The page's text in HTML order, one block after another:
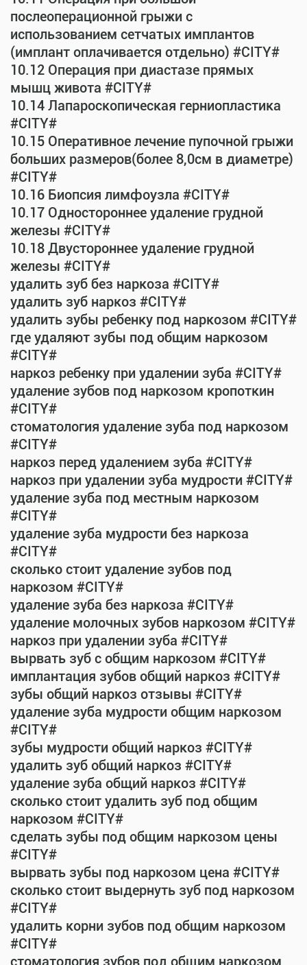
послеоперационной грыжи с
использованием сетчатых имплантов
(имплант оплачивается отдельно) #CITY#
10.12 Операция при диастазе прямых
мышц живота #CITY#
10.14 Лапароскопическая герниопластика
#CITY#
10.15 Оперативное лечение пупочной грыжи
больших размеров(более 8,0см в диаметре)
#CITY#
10.16 Биопсия лимфоузла #CITY#
10.17 Одностороннее удаление грудной
железы #CITY#
10.18 Двустороннее удаление грудной
железы #CITY#
удалить зуб без наркоза #CITY#
удалить зуб наркоз #CITY#
удалить зубы ребенку под наркозом #CITY#
где удаляют зубы под общим наркозом
#CITY#
наркоз ребенку при удалении зуба #CITY#
удаление зубов под наркозом кропоткин
#CITY#
стоматология удаление зуба под наркозом
#CITY#
наркоз перед удалением зуба #CITY#
наркоз при удалении зуба мудрости #CITY#
удаление зуба под местным наркозом
#CITY#
удаление зуба мудрости без наркоза
#CITY#
сколько стоит удаление зубов под
наркозом #CITY#
удаление зуба без наркоза #CITY#
удаление молочных зубов наркозом #CITY#
наркоз при удалении зуба #CITY#
вырвать зуб с общим наркозом #CITY#
имплантация зубов общий наркоз #CITY#
зубы общий наркоз отзывы #CITY#
удаление зуба мудрости общим наркозом
#CITY#
зубы мудрости общий наркоз #CITY#
удалить зуб общий наркоз #CITY#
удаление зуба общий наркоз #CITY#
сколько стоит удалить зуб под общим
наркозом #CITY#
сделать зубы под общим наркозом цены
#CITY#
вырвать зубы под наркозом цена #CITY#
сколько стоит выдернуть зуб под наркозом
#CITY#
удалить корни зубов под общим наркозом
#CITY#
стоматология зубов под общим наркозом